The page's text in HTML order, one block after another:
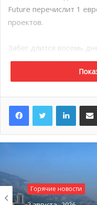
Future перечислит 1
проектов.
Забег длится восемь
ноября. Участников
волонтёров и зоны
Прием заявок на
Подробностиhttps://
children/
сокровищ»
Горячие новости